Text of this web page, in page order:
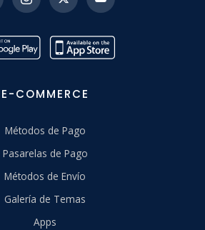
E-COMMERCE
Métodos de Pago
Pasarelas de Pago
Métodos de Envío
Galería de Temas
Apps